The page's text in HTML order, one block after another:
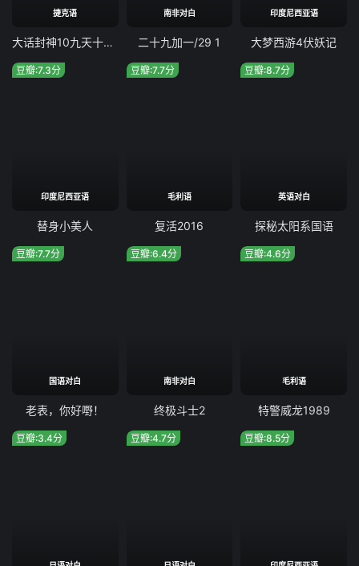
捷克语
大话封神10九天十地绝情阵
南非对白
二十九加一/29 1
印度尼西亚语
大梦西游4伏妖记
印度尼西亚语
豆瓣:7.3分
替身小美人
毛利语
豆瓣:7.7分
复活2016
英语对白
豆瓣:8.7分
探秘太阳系国语
国语对白
豆瓣:7.7分
老表，你好嘢！
南非对白
豆瓣:6.4分
终极斗士2
毛利语
豆瓣:4.6分
特警威龙1989
豆瓣:3.4分 豆瓣:4.7分 豆瓣:8.5分